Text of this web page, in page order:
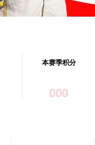
本赛季积分
000